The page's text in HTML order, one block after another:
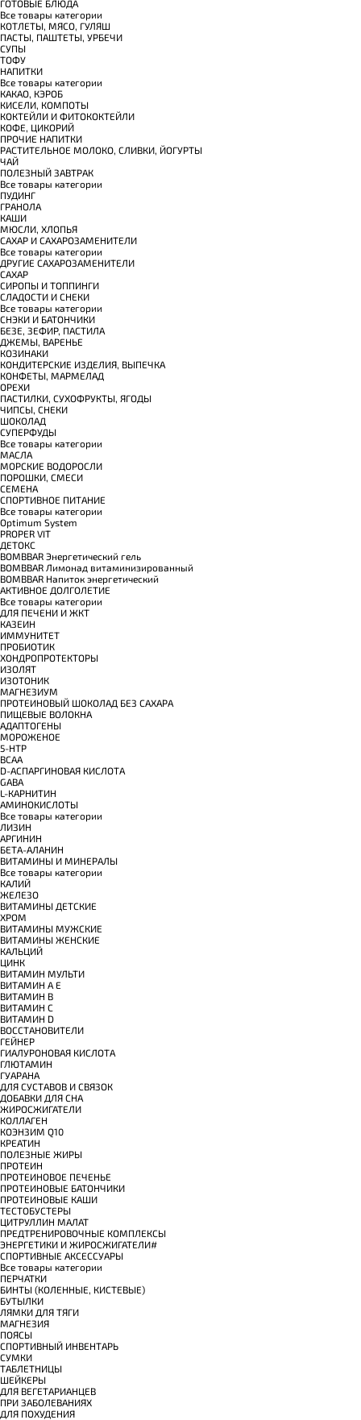
ГОТОВЫЕ БЛЮДА
Все товары категории
КОТЛЕТЫ, МЯСО, ГУЛЯШ
ПАСТЫ, ПАШТЕТЫ, УРБЕЧИ
СУПЫ
ТОФУ
НАПИТКИ
Все товары категории
КАКАО, КЭРОБ
КИСЕЛИ, КОМПОТЫ
КОКТЕЙЛИ И ФИТОКОКТЕЙЛИ
КОФЕ, ЦИКОРИЙ
ПРОЧИЕ НАПИТКИ
РАСТИТЕЛЬНОЕ МОЛОКО, СЛИВКИ, ЙОГУРТЫ
ЧАЙ
ПОЛЕЗНЫЙ ЗАВТРАК
Все товары категории
ПУДИНГ
ГРАНОЛА
КАШИ
МЮСЛИ, ХЛОПЬЯ
САХАР И САХАРОЗАМЕНИТЕЛИ
Все товары категории
ДРУГИЕ САХАРОЗАМЕНИТЕЛИ
САХАР
СИРОПЫ И ТОППИНГИ
СЛАДОСТИ И СНЕКИ
Все товары категории
СНЭКИ И БАТОНЧИКИ
БЕЗЕ, ЗЕФИР, ПАСТИЛА
ДЖЕМЫ, ВАРЕНЬЕ
КОЗИНАКИ
КОНДИТЕРСКИЕ ИЗДЕЛИЯ, ВЫПЕЧКА
КОНФЕТЫ, МАРМЕЛАД
ОРЕХИ
ПАСТИЛКИ, СУХОФРУКТЫ, ЯГОДЫ
ЧИПСЫ, СНЕКИ
ШОКОЛАД
СУПЕРФУДЫ
Все товары категории
МАСЛА
МОРСКИЕ ВОДОРОСЛИ
ПОРОШКИ, СМЕСИ
СЕМЕНА
СПОРТИВНОЕ ПИТАНИЕ
Все товары категории
Optimum System
PROPER VIT
ДЕТОКС
BOMBBAR Энергетический гель
BOMBBAR Лимонад витаминизированный
BOMBBAR Напиток энергетический
АКТИВНОЕ ДОЛГОЛЕТИЕ
Все товары категории
ДЛЯ ПЕЧЕНИ И ЖКТ
КАЗЕИН
ИММУНИТЕТ
ПРОБИОТИК
ХОНДРОПРОТЕКТОРЫ
ИЗОЛЯТ
ИЗОТОНИК
МАГНЕЗИУМ
ПРОТЕИНОВЫЙ ШОКОЛАД БЕЗ САХАРА
ПИЩЕВЫЕ ВОЛОКНА
АДАПТОГЕНЫ
МОРОЖЕНОЕ
5-HTP
BCAA
D-АСПАРГИНОВАЯ КИСЛОТА
GABA
L-КАРНИТИН
АМИНОКИСЛОТЫ
Все товары категории
ЛИЗИН
АРГИНИН
БЕТА-АЛАНИН
ВИТАМИНЫ И МИНЕРАЛЫ
Все товары категории
КАЛИЙ
ЖЕЛЕЗО
ВИТАМИНЫ ДЕТСКИЕ
ХРОМ
ВИТАМИНЫ МУЖСКИЕ
ВИТАМИНЫ ЖЕНСКИЕ
КАЛЬЦИЙ
ЦИНК
ВИТАМИН МУЛЬТИ
ВИТАМИН A E
ВИТАМИН B
ВИТАМИН C
ВИТАМИН D
ВОССТАНОВИТЕЛИ
ГЕЙНЕР
ГИАЛУРОНОВАЯ КИСЛОТА
ГЛЮТАМИН
ГУАРАНА
ДЛЯ СУСТАВОВ И СВЯЗОК
ДОБАВКИ ДЛЯ СНА
ЖИРОСЖИГАТЕЛИ
КОЛЛАГЕН
КОЭНЗИМ Q10
КРЕАТИН
ПОЛЕЗНЫЕ ЖИРЫ
ПРОТЕИН
ПРОТЕИНОВОЕ ПЕЧЕНЬЕ
ПРОТЕИНОВЫЕ БАТОНЧИКИ
ПРОТЕИНОВЫЕ КАШИ
ТЕСТОБУСТЕРЫ
ЦИТРУЛЛИН МАЛАТ
ПРЕДТРЕНИРОВОЧНЫЕ КОМПЛЕКСЫ
ЭНЕРГЕТИКИ И ЖИРОСЖИГАТЕЛИ#
СПОРТИВНЫЕ АКСЕССУАРЫ
Все товары категории
ПЕРЧАТКИ
БИНТЫ (КОЛЕННЫЕ, КИСТЕВЫЕ)
БУТЫЛКИ
ЛЯМКИ ДЛЯ ТЯГИ
МАГНЕЗИЯ
ПОЯСЫ
СПОРТИВНЫЙ ИНВЕНТАРЬ
СУМКИ
ТАБЛЕТНИЦЫ
ШЕЙКЕРЫ
ДЛЯ ВЕГЕТАРИАНЦЕВ
ПРИ ЗАБОЛЕВАНИЯХ
ДЛЯ ПОХУДЕНИЯ